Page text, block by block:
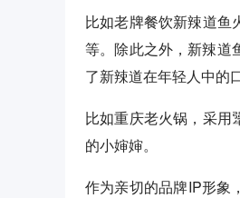
比如老牌餐饮新辣道鱼
等。除此之外，新辣道
了新辣道在年轻人中的
比如重庆老火锅，采用
的小婶婶。
作为亲切的品牌IP形象